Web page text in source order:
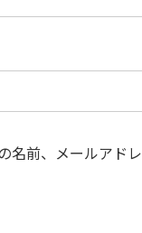
前、メールアド